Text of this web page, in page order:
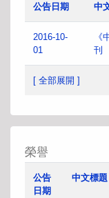
公告日期 中
2016-10-
01
《
刊
[ 全部展開 ]
榮譽
公告
日期
中文標題